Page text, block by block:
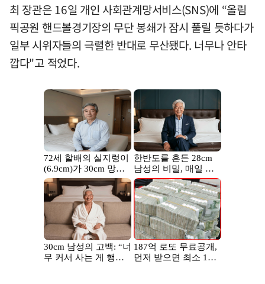
최 장관은 16일 개인 사회관계망서비스(SNS)에 “올림
픽공원 핸드볼경기장의 무단 봉쇄가 잠시 풀릴 듯하다가
일부 시위자들의 극렬한 반대로 무산됐다. 너무나 안타
깝다"고 적었다.